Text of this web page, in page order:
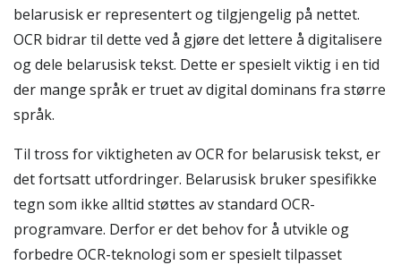
belarusisk er representert og tilgjengelig på nettet.
OCR bidrar til dette ved å gjøre det lettere å digitalisere
og dele belarusisk tekst. Dette er spesielt viktig i en tid
der mange språk er truet av digital dominans fra større
språk.
Til tross for viktigheten av OCR for belarusisk tekst, er
det fortsatt utfordringer. Belarusisk bruker spesifikke
tegn som ikke alltid støttes av standard OCR-
programvare. Derfor er det behov for å utvikle og
forbedre OCR-teknologi som er spesielt tilpasset